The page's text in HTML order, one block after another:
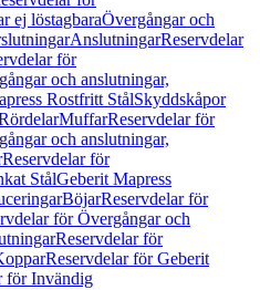
ej löstagbaraÖvergångar och
AnslutningarReservdelar
för
och anslutningar,
Rostfritt StålSkyddskåpor
MuffarReservdelar för
och anslutningar,
Reservdelar för
StålGeberit Mapress
BöjarReservdelar för
för Övergångar och
Reservdelar för
Reservdelar för Geberit
för Invändig